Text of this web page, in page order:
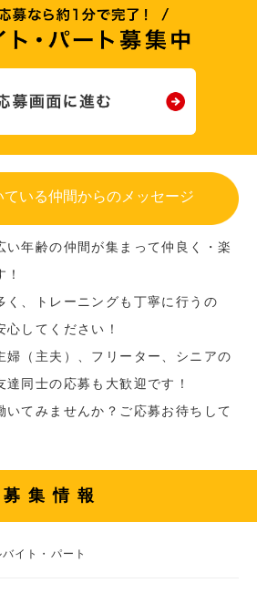
ている仲間からのメッセージ
い年齢の仲間が集まって仲良く・楽
く、トレーニングも丁寧に行うの
してください！
婦（主夫）、フリーター、シニアの
同士の応募も大歓迎です！
いてみませんか？ご応募お待ちして
募集情報
イト・パート